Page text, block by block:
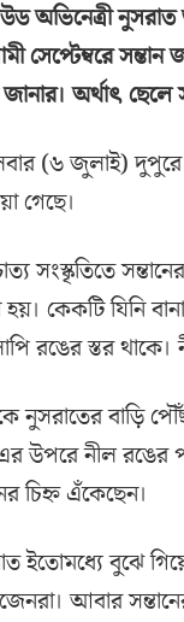
অভিনেত্রী
সেপ্টেম্বরে
জানার। অর্থাৎ ছেলে
(৬ জুলাই) দুপুরে
গেছে।
সংস্কৃতিতে
হয়। কেকটি যিনি
রঙের স্তর থাকে।
নুসরাতের বাড়ি
উপরে নীল রঙের
চিহ্ন এঁকেছেন।
ইতোমধ্যে বুঝে
আবার